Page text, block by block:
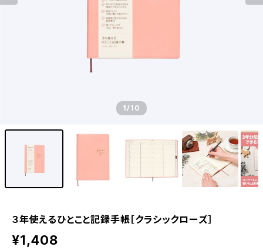
1/10
３年使えるひとこと記録手帳［クラシックローズ］
¥1,408